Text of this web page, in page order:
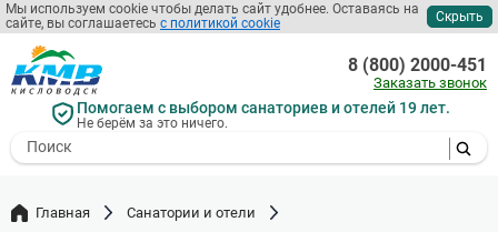
Мы используем cookie чтобы делать сайт удобнее. Оставаясь на
сайте, вы соглашаетесь с политикой cookie Скрыть
Перейти
к
основному
содержанию
Помогаем с выбором санаториев и отелей 19 лет.
Не берём за это ничего.
- I agree to the processing of my
8 (800) 2000-451
Заказать звонок
Главная
Санатории и отели